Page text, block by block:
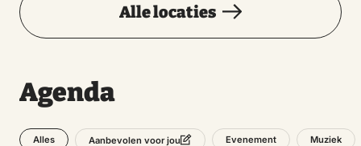
Alle locaties
Agenda
Alles Aanbevolen voor jou Evenement Muziek